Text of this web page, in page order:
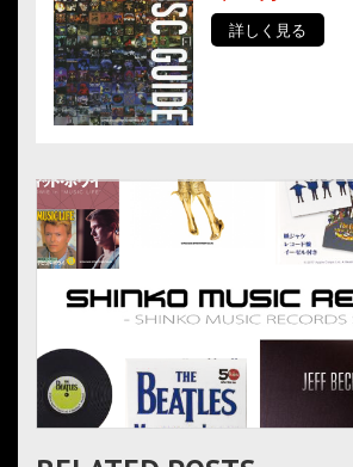
詳しく見る